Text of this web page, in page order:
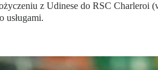
z Udinese do RSC
usługami.